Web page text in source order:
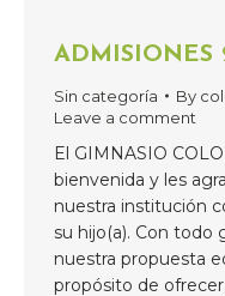
ADMISIONES
Sin categoría By
Leave a comment
El GIMNASIO
bienvenida y les
nuestra institución
su hijo(a). Con todo
nuestra propuesta
propósito de